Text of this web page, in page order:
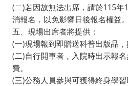
(二)若因故無法出席，請於115年
消報名，以免影響日後報名權益。
五、現場出席者將提供：
(一)現場報到即贈送科普出版品，
(二)自行開車者，入院時出示報
費。
(三)公務人員參與可獲得終身學